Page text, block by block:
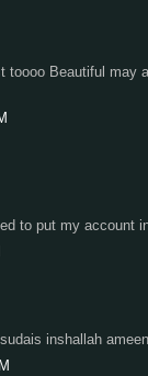
Beautiful may
to put my account
inshallah